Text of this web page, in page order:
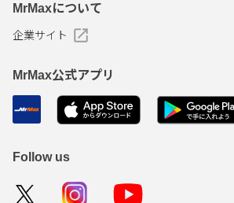
MrMaxについて
企業サイト
MrMax公式アプリ
Follow us